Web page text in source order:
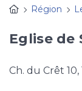
Région
Eglise de
Ch. du Crêt